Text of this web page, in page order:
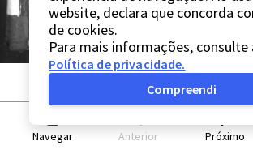
Navegar Anterior Próximo
website, declara que concorda
de cookies.
Para mais informações, consulte
Política de privacidade.
Compreendi